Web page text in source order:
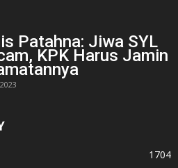
Patahna: Jiwa SYL
KPK Harus Jamin
1704